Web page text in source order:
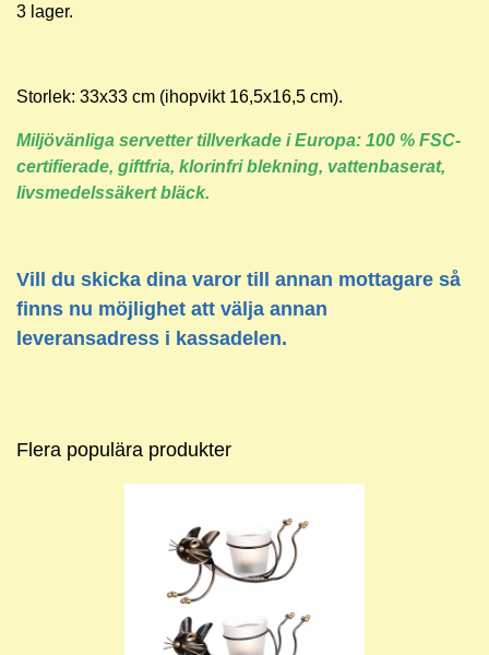
3 lager.
Storlek: 33x33 cm (ihopvikt 16,5x16,5 cm).
Miljövänliga servetter tillverkade i Europa: 100 % FSC-
certifierade, giftfria, klorinfri blekning, vattenbaserat,
livsmedelssäkert bläck.
Vill du skicka dina varor till annan mottagare så
finns nu möjlighet att välja annan
leveransadress i kassadelen.
Flera populära produkter